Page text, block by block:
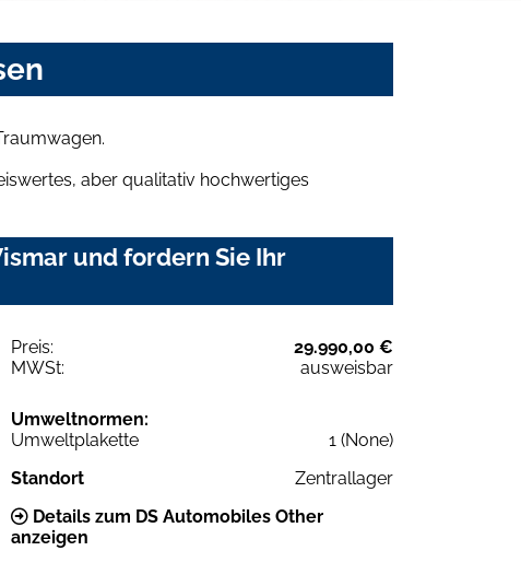
aber qualitativ hochwertiges
und fordern Sie Ihr
Preis:
29.990,00 €
MWSt:
ausweisbar
Umweltnormen:
Umweltplakette
1 (None)
Standort
Zentrallager
Details zum DS Automobiles Other
anzeigen